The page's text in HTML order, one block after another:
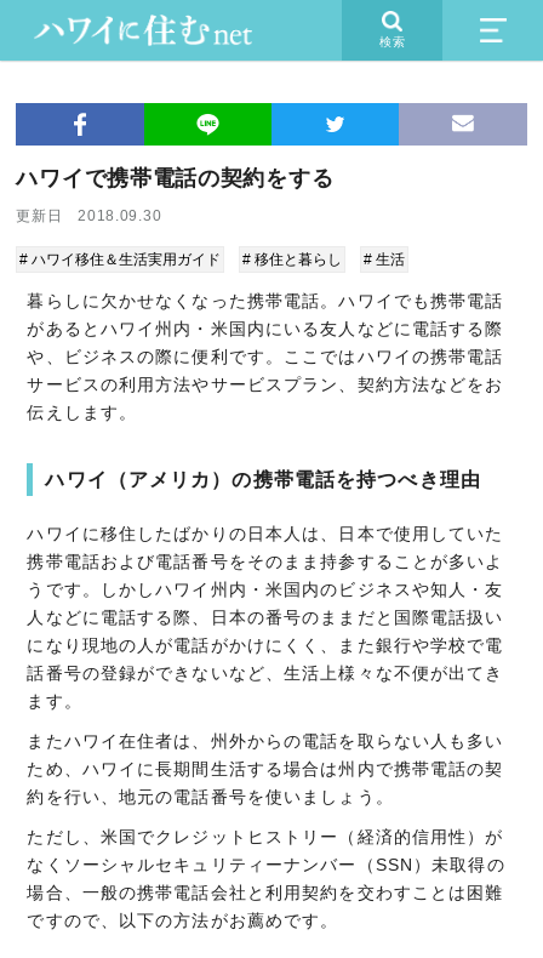
検索
ハワイで携帯電話の契約をする
更新日 2018.09.30
# ハワイ移住＆生活実用ガイド # 移住と暮らし # 生活
暮らしに欠かせなくなった携帯電話。ハワイでも携帯電話
があるとハワイ州内・米国内にいる友人などに電話する際
や、ビジネスの際に便利です。ここではハワイの携帯電話
サービスの利用方法やサービスプラン、契約方法などをお
伝えします。
ハワイ（アメリカ）の携帯電話を持つべき理由
ハワイに移住したばかりの日本人は、日本で使用していた
携帯電話および電話番号をそのまま持参することが多いよ
うです。しかしハワイ州内・米国内のビジネスや知人・友
人などに電話する際、日本の番号のままだと国際電話扱い
になり現地の人が電話がかけにくく、また銀行や学校で電
話番号の登録ができないなど、生活上様々な不便が出てき
ます。
またハワイ在住者は、州外からの電話を取らない人も多い
ため、ハワイに長期間生活する場合は州内で携帯電話の契
約を行い、地元の電話番号を使いましょう。
ただし、米国でクレジットヒストリー（経済的信用性）が
なくソーシャルセキュリティーナンバー（SSN）未取得の
場合、一般の携帯電話会社と利用契約を交わすことは困難
ですので、以下の方法がお薦めです。